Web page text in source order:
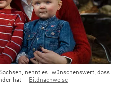
nennt es "wünschenswert, dass
hat"
Bildnachweise